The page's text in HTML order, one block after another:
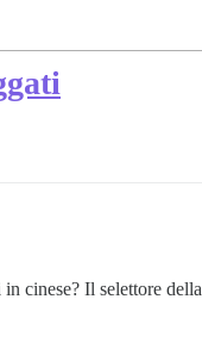
cinese? Il selettore della